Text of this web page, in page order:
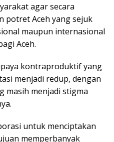
agar secara
potret Aceh yang sejuk
maupun internasional
Aceh.
kontraproduktif yang
menjadi redup, dengan
masih menjadi stigma
untuk menciptakan
memperbanyak